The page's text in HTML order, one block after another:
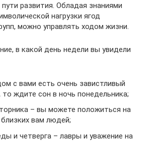
развития. Обладая знаниями
нагрузки ягод
можно управлять ходом жизни.
в какой день недели вы увидели
с вами есть очень завистливый
то ждите сон в ночь понедельника;
– вы можете положиться на
вам людей;
и четверга – лавры и уважение на